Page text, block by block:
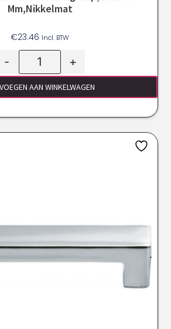
Mm,Nikkelmat
€23.46 Incl. BTW
- +
AAN WINKELWAGEN